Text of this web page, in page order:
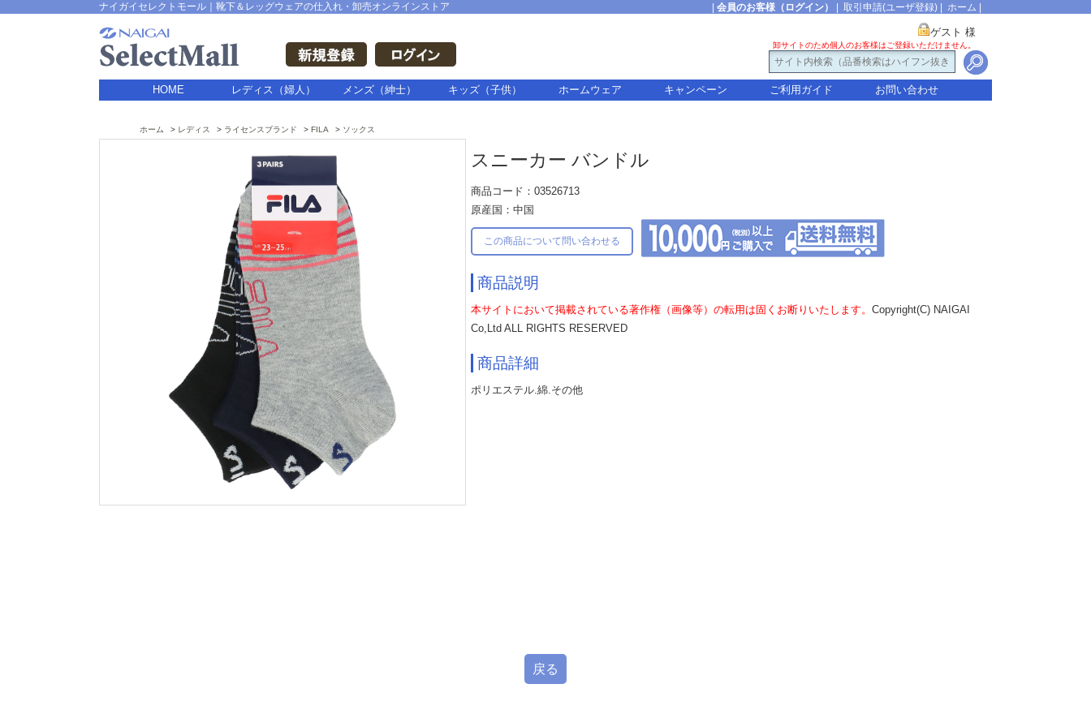
ナイガイセレクトモール｜靴下＆レッグウェアの仕入れ・卸売オンラインストア 会員のお客様（ログイン） 取引申請(ユーザ登録) ホーム
ゲスト 様
卸サイトのため個人のお客様はご登録いただけません。
HOME レディス（婦人） メンズ（紳士） キッズ（子供） ホームウェア キャンペーン ご利用ガイド お問い合わせ
ホーム レディス ライセンスブランド FILA ソックス
スニーカー バンドル
商品コード：03526713
原産国：中国
この商品について問い合わせる
商品説明
本サイトにおいて掲載されている著作権（画像等）の転用は固くお断りいたします。Copyright(C) NAIGAI
Co,Ltd ALL RIGHTS RESERVED
商品詳細
ポリエステル.綿.その他
戻る